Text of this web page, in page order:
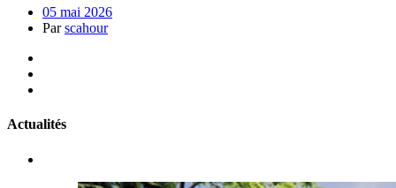
05 mai 2026
Parscahour
Actualités